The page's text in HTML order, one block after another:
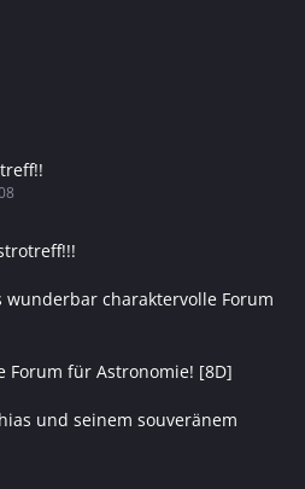
charaktervolle Forum
Forum für Astronomie! [8D]
und seinem souveränem